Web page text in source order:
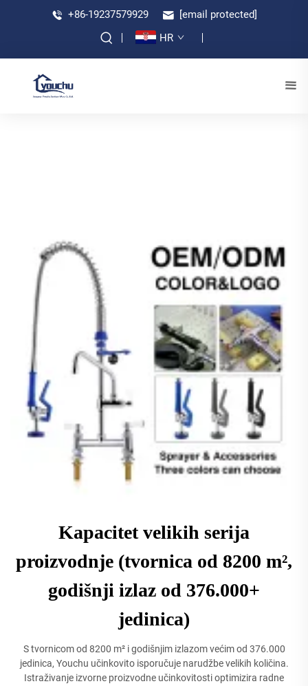
+86-19237579929
[email protected]
HR
Kapacitet velikih serija
proizvodnje (tvornica od 8200 m²,
godišnji izlaz od 376.000+
jedinica)
S tvornicom od 8200 m² i godišnjim izlazom većim od 376.000
jedinica, Youchu učinkovito isporučuje narudžbe velikih količina.
Istraživanje izvorne proizvodne učinkovitosti optimizira radne